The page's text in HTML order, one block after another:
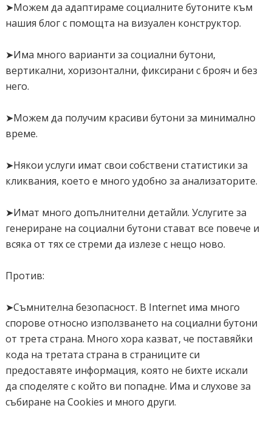
➤Можем да адаптираме социалните бутоните към
нашия блог с помощта на визуален конструктор.
➤Има много варианти за социални бутони,
вертикални, хоризонтални, фиксирани с брояч и без
него.
➤Можем да получим красиви бутони за минимално
време.
➤Някои услуги имат свои собствени статистики за
кликвания, което е много удобно за анализаторите.
➤Имат много допълнителни детайли. Услугите за
генериране на социални бутони стават все повече и
всяка от тях се стреми да излезе с нещо ново.
Против:
➤Съмнителна безопасност. В Internet има много
спорове относно използването на социални бутони
от трета страна. Много хора казват, че поставяйки
кода на третата страна в страниците си
предоставяте информация, която не бихте искали
да споделяте с който ви попадне. Има и слухове за
събиране на Cookies и много други.